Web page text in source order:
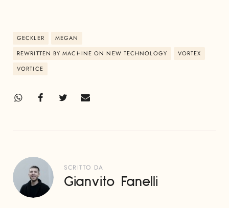
GECKLER
MEGAN
REWRITTEN BY MACHINE ON NEW TECHNOLOGY
VORTEX
VORTICE
SCRITTO DA
Gianvito Fanelli